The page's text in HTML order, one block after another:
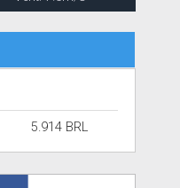
5.914 BRL